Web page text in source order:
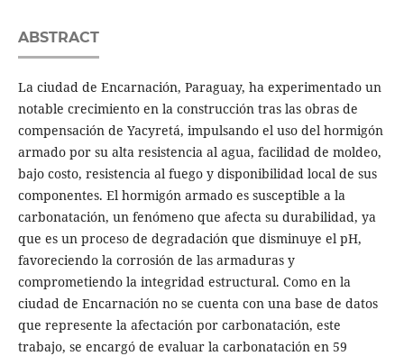
ABSTRACT
La ciudad de Encarnación, Paraguay, ha experimentado un
notable crecimiento en la construcción tras las obras de
compensación de Yacyretá, impulsando el uso del hormigón
armado por su alta resistencia al agua, facilidad de moldeo,
bajo costo, resistencia al fuego y disponibilidad local de sus
componentes. El hormigón armado es susceptible a la
carbonatación, un fenómeno que afecta su durabilidad, ya
que es un proceso de degradación que disminuye el pH,
favoreciendo la corrosión de las armaduras y
comprometiendo la integridad estructural. Como en la
ciudad de Encarnación no se cuenta con una base de datos
que represente la afectación por carbonatación, este
trabajo, se encargó de evaluar la carbonatación en 59